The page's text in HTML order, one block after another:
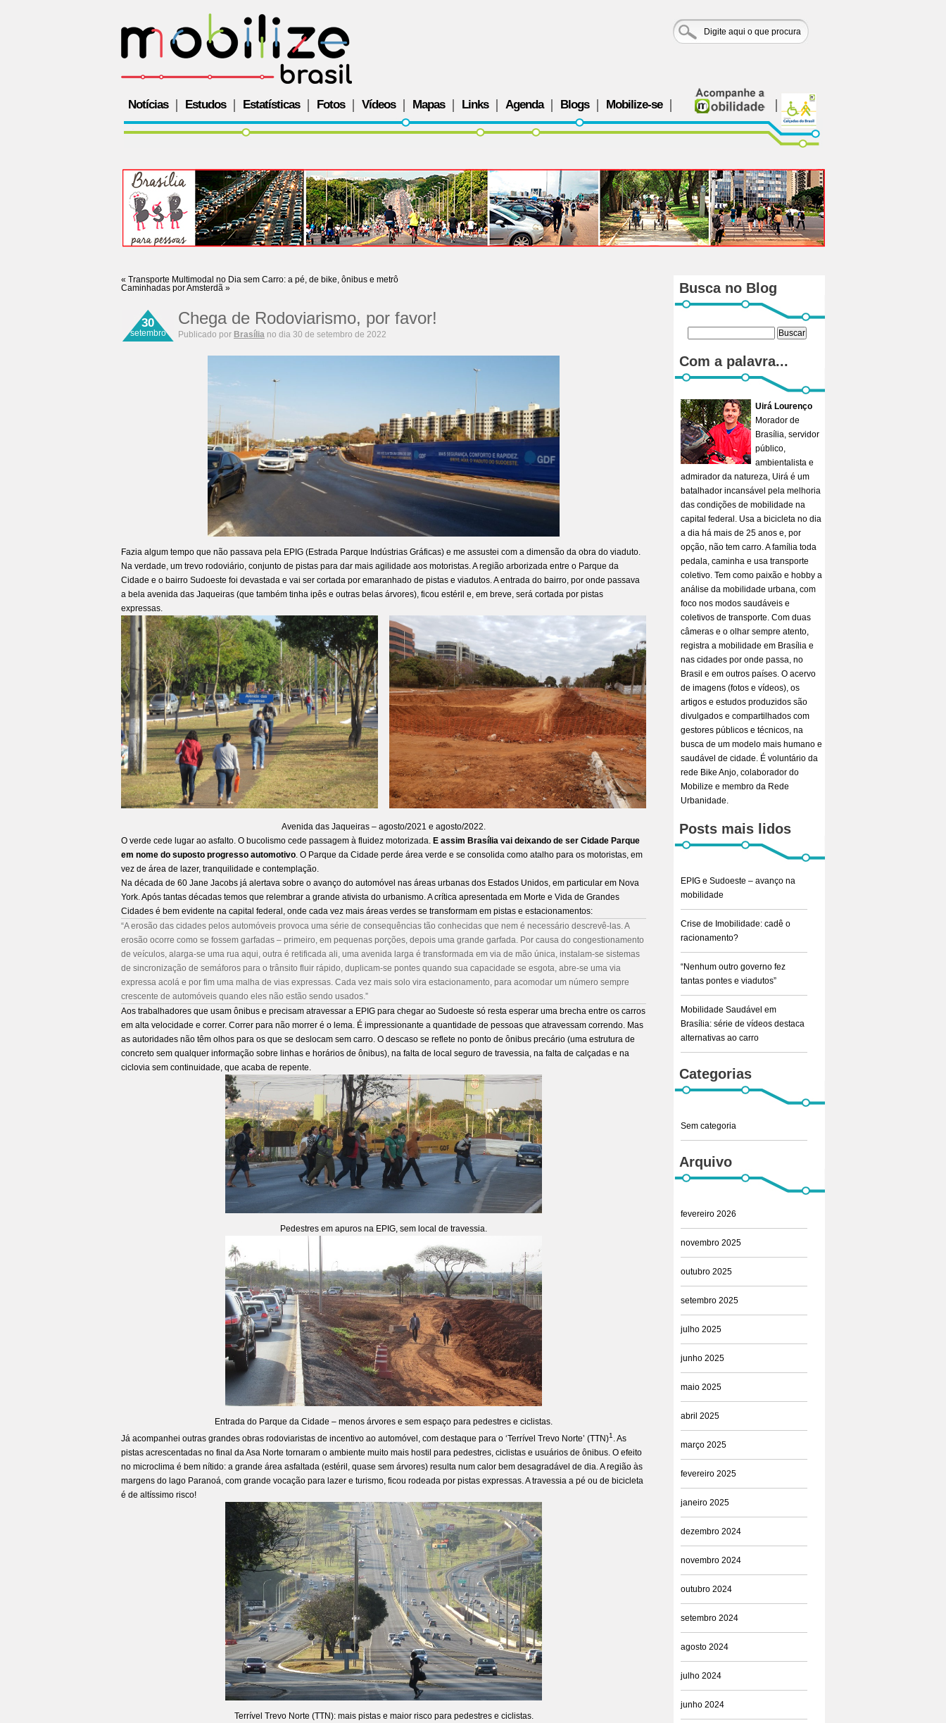
Notícias Estudos Estatísticas Fotos Vídeos Mapas Links Agenda Blogs Mobilize-se
« Transporte Multimodal no Dia sem Carro: a pé, de bike, ônibus e metrô
Caminhadas por Amsterdã »
30
setembro
Chega de Rodoviarismo, por favor!
Publicado por Brasília no dia 30 de setembro de 2022
Fazia algum tempo que não passava pela EPIG (Estrada Parque Indústrias Gráficas) e me assustei com a dimensão da obra do viaduto.
Na verdade, um trevo rodoviário, conjunto de pistas para dar mais agilidade aos motoristas. A região arborizada entre o Parque da
Cidade e o bairro Sudoeste foi devastada e vai ser cortada por emaranhado de pistas e viadutos. A entrada do bairro, por onde passava
a bela avenida das Jaqueiras (que também tinha ipês e outras belas árvores), ficou estéril e, em breve, será cortada por pistas
expressas.
Avenida das Jaqueiras – agosto/2021 e agosto/2022.
O verde cede lugar ao asfalto. O bucolismo cede passagem à fluidez motorizada. E assim Brasília vai deixando de ser Cidade Parque
em nome do suposto progresso automotivo . O Parque da Cidade perde área verde e se consolida como atalho para os motoristas, em
vez de área de lazer, tranquilidade e contemplação.
Na década de 60 Jane Jacobs já alertava sobre o avanço do automóvel nas áreas urbanas dos Estados Unidos, em particular em Nova
York. Após tantas décadas temos que relembrar a grande ativista do urbanismo. A crítica apresentada em Morte e Vida de Grandes
Cidades é bem evidente na capital federal, onde cada vez mais áreas verdes se transformam em pistas e estacionamentos:
A erosão das cidades pelos automóveis provoca uma série de consequências tão conhecidas que nem é necessário descrevê-las. A
erosão ocorre como se fossem garfadas – primeiro, em pequenas porções, depois uma grande garfada. Por causa do congestionamento
de veículos, alarga-se uma rua aqui, outra é retificada ali, uma avenida larga é transformada em via de mão única, instalam-se sistemas
de sincronização de semáforos para o trânsito fluir rápido, duplicam-se pontes quando sua capacidade se esgota, abre-se uma via
expressa acolá e por fim uma malha de vias expressas. Cada vez mais solo vira estacionamento, para acomodar um número sempre
crescente de automóveis quando eles não estão sendo usados.
Aos trabalhadores que usam ônibus e precisam atravessar a EPIG para chegar ao Sudoeste só resta esperar uma brecha entre os carros
em alta velocidade e correr. Correr para não morrer é o lema. É impressionante a quantidade de pessoas que atravessam correndo. Mas
as autoridades não têm olhos para os que se deslocam sem carro. O descaso se reflete no ponto de ônibus precário (uma estrutura de
concreto sem qualquer informação sobre linhas e horários de ônibus), na falta de local seguro de travessia, na falta de calçadas e na
ciclovia sem continuidade, que acaba de repente.
Pedestres em apuros na EPIG, sem local de travessia.
Entrada do Parque da Cidade – menos árvores e sem espaço para pedestres e ciclistas.
Já acompanhei outras grandes obras rodoviaristas de incentivo ao automóvel, com destaque para o ‘Terrível Trevo Norte’ (TTN)1
. As
pistas acrescentadas no final da Asa Norte tornaram o ambiente muito mais hostil para pedestres, ciclistas e usuários de ônibus. O efeito
no microclima é bem nítido: a grande área asfaltada (estéril, quase sem árvores) resulta num calor bem desagradável de dia. A região às
margens do lago Paranoá, com grande vocação para lazer e turismo, ficou rodeada por pistas expressas. A travessia a pé ou de bicicleta
é de altíssimo risco!
Terrível Trevo Norte (TTN): mais pistas e maior risco para pedestres e ciclistas.
Busca no Blog
Com a palavra...
Uirá Lourenço
Morador de
Brasília, servidor
público,
ambientalista e
admirador da natureza, Uirá é um
batalhador incansável pela melhoria
das condições de mobilidade na
capital federal. Usa a bicicleta no dia
a dia há mais de 25 anos e, por
opção, não tem carro. A família toda
pedala, caminha e usa transporte
coletivo. Tem como paixão e hobby a
análise da mobilidade urbana, com
foco nos modos saudáveis e
coletivos de transporte. Com duas
câmeras e o olhar sempre atento,
registra a mobilidade em Brasília e
nas cidades por onde passa, no
Brasil e em outros países. O acervo
de imagens (fotos e vídeos), os
artigos e estudos produzidos são
divulgados e compartilhados com
gestores públicos e técnicos, na
busca de um modelo mais humano e
saudável de cidade. É voluntário da
rede Bike Anjo, colaborador do
Mobilize e membro da Rede
Urbanidade.
Posts mais lidos
EPIG e Sudoeste – avanço na
mobilidade
Crise de Imobilidade: cadê o
racionamento?
“Nenhum outro governo fez
tantas pontes e viadutos”
Mobilidade Saudável em
Brasília: série de vídeos destaca
alternativas ao carro
Categorias
Sem categoria
Arquivo
fevereiro 2026
novembro 2025
outubro 2025
setembro 2025
julho 2025
junho 2025
maio 2025
abril 2025
março 2025
fevereiro 2025
janeiro 2025
dezembro 2024
novembro 2024
outubro 2024
setembro 2024
agosto 2024
julho 2024
junho 2024